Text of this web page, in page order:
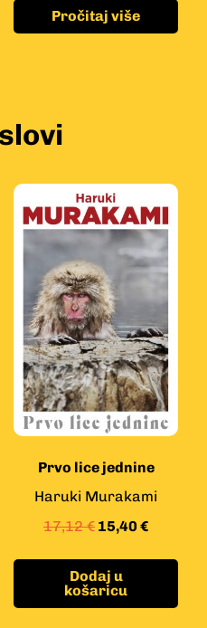
Pročitaj više
Prvo lice jednine
Haruki Murakami
17,12€ 15,40 €
Dodaj u
košaricu